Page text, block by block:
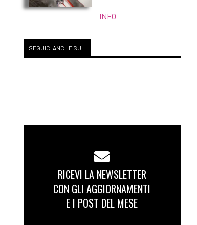
INFO
SEGUICI ANCHE SU...
RICEVI LA NEWSLETTER
CON GLI AGGIORNAMENTI
E I POST DEL MESE